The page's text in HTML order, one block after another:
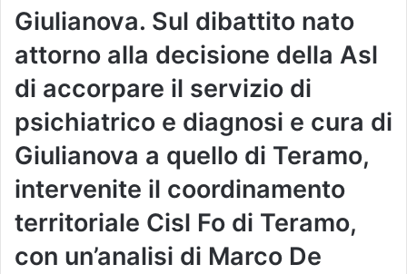
Giulianova. Sul dibattito nato
attorno alla decisione della Asl
di accorpare il servizio di
psichiatrico e diagnosi e cura di
Giulianova a quello di Teramo,
intervenite il coordinamento
territoriale Cisl Fo di Teramo,
con un’analisi di Marco De